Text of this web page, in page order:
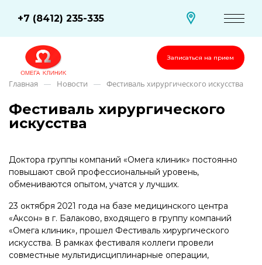
Записаться на прием
+7 (8412) 235-335
Главная — Новости — Фестиваль хирургического искусства
Фестиваль хирургического
искусства
Доктора группы компаний «Омега клиник» постоянно
повышают свой профессиональный уровень,
обмениваются опытом, учатся у лучших.
23 октября 2021 года на базе медицинского центра
«Аксон» в г. Балаково, входящего в группу компаний
«Омега клиник», прошел Фестиваль хирургического
искусства. В рамках фестиваля коллеги провели
совместные мультидисциплинарные операции,